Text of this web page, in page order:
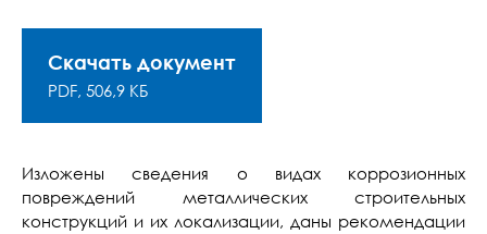
Скачать документ
PDF, 506,9 КБ
Изложены сведения о видах коррозионных
повреждений металлических строительных
конструкций и их локализации, даны рекомендации